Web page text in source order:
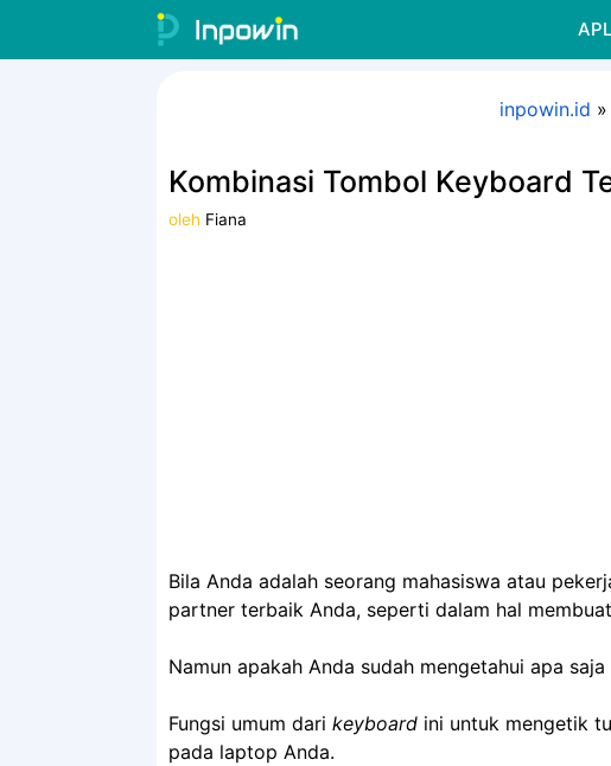
inpowin.id »
Kombinasi Tombol Keyboard
oleh Fiana
Bila Anda adalah seorang mahasiswa atau
partner terbaik Anda, seperti dalam hal
Namun apakah Anda sudah mengetahui apa saja
Fungsi umum dari keyboard ini untuk mengetik
pada laptop Anda.